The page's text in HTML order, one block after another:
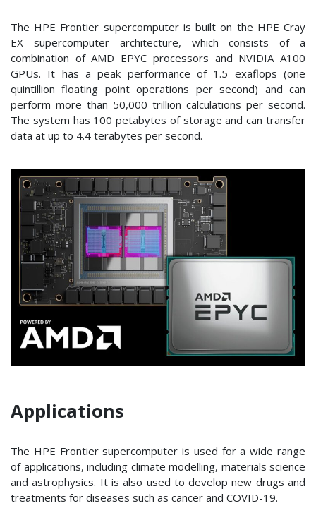
The HPE Frontier supercomputer is built on the HPE Cray
EX supercomputer architecture, which consists of a
combination of AMD EPYC processors and NVIDIA A100
GPUs. It has a peak performance of 1.5 exaflops (one
quintillion floating point operations per second) and can
perform more than 50,000 trillion calculations per second.
The system has 100 petabytes of storage and can transfer
data at up to 4.4 terabytes per second.
Applications
The HPE Frontier supercomputer is used for a wide range
of applications, including climate modelling, materials science
and astrophysics. It is also used to develop new drugs and
treatments for diseases such as cancer and COVID-19.